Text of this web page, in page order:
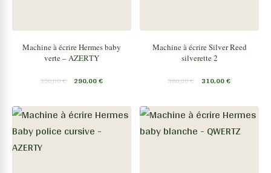
Machine à écrire Hermes baby
verte – AZERTY
350,00€ 290,00€
Machine à écrire Silver Reed
silverette 2
380,00€ 310,00€